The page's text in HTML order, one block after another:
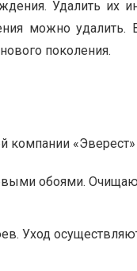
Удалить
можно удалить.
поколения.
компании
обоями.
Уход